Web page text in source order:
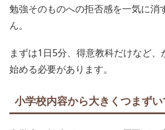
勉強そのものへの拒否感を一気に消
ん。
まずは1日5分、得意教科だけなど、
始める必要があります。
小学校内容から大きくつまず